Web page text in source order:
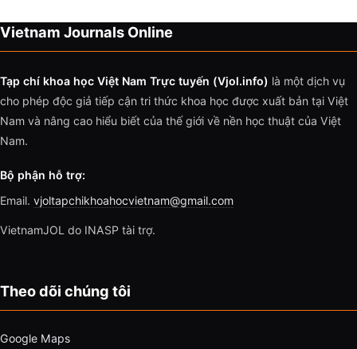
Vietnam Journals Online
Tạp chí khoa học Việt Nam Trực tuyến (Vjol.info) là một dịch vụ
cho phép độc giả tiếp cận tri thức khoa học được xuất bản tại Việt
Nam và nâng cao hiểu biết của thế giới về nền học thuật của Việt
Nam.
Bộ phận hỗ trợ:
Email. vjoltapchikhoahocvietnam@gmail.com
VietnamJOL do INASP tài trợ.
Theo dõi chúng tôi
Google Maps